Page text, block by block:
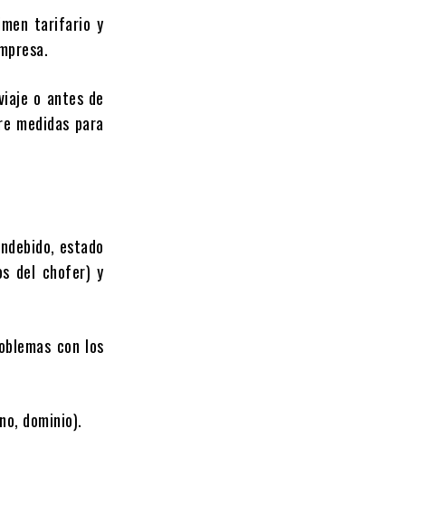
tarifario y
o antes de
medidas para
estado
del chofer) y
con los
dominio).